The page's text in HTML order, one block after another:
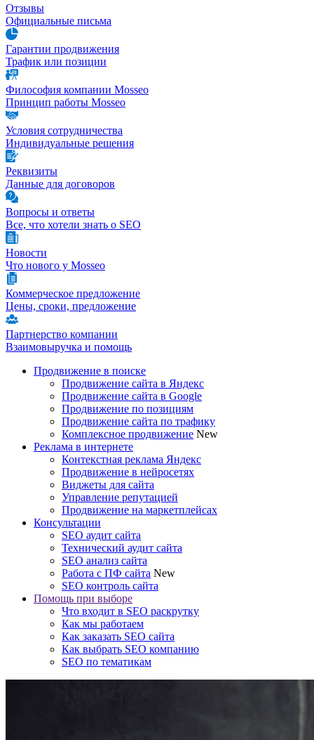
Отзывы
Официальные письма
Гарантии продвижения
Трафик или позиции
Философия компании Mosseo
Принцип работы Mosseo
Условия сотрудничества
Индивидуальные решения
Реквизиты
Данные для договоров
Вопросы и ответы
Все, что хотели знать о SEO
Новости
Что нового у Mosseo
Коммерческое предложение
Цены, сроки, предложение
Партнерство компании
Взаимовыручка и помощь
Продвижение в поиске
Продвижение сайта в Яндекс
Продвижение сайта в Google
Продвижение по позициям
Продвижение сайта по трафику
Комплексное продвижение New
Реклама в интернете
Контекстная реклама Яндекс
Продвижение в нейросетях
Виджеты для сайта
Управление репутацией
Продвижение на маркетплейсах
Консультации
SEO аудит сайта
Технический аудит сайта
SEO анализ сайта
Работа с ПФ сайта New
SEO контроль сайта
Помощь при выборе
Что входит в SEO раскрутку
Как мы работаем
Как заказать SEO сайта
Как выбрать SEO компанию
SEO по тематикам